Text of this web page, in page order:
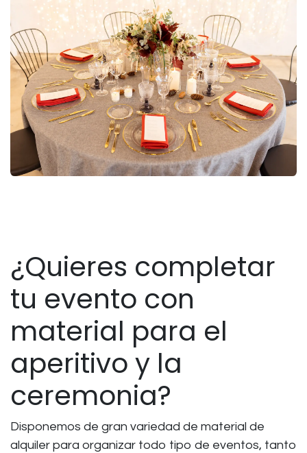
¿Quieres completar
tu evento con
material para el
aperitivo y la
ceremonia?
Disponemos de gran variedad de material de
alquiler para organizar todo tipo de eventos, tanto